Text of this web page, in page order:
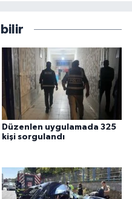
Düzenlen uygulamada 325
kişi sorgulandı